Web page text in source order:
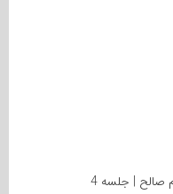
صالح | جلسه 4